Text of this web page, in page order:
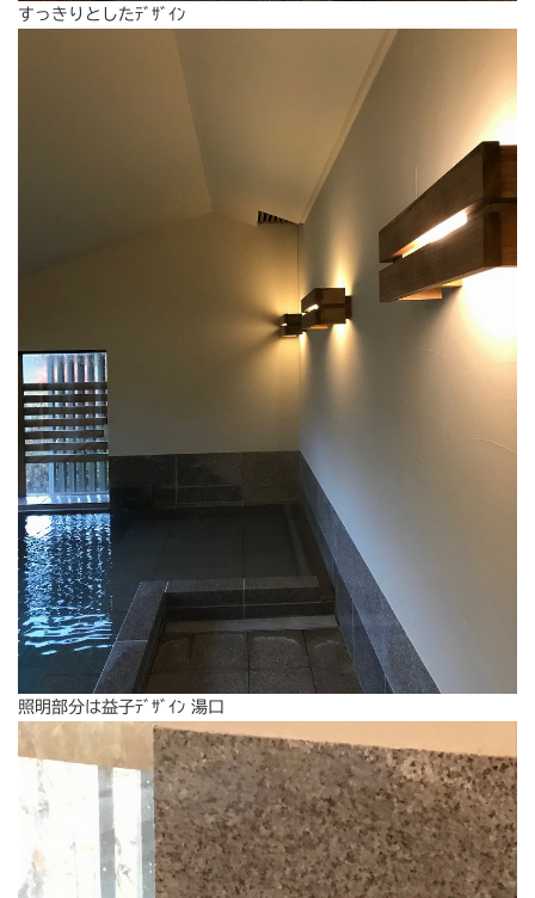
すっきりとしたﾃﾞｻﾞｲﾝ
照明部分は益子ﾃﾞｻﾞｲﾝ 湯口